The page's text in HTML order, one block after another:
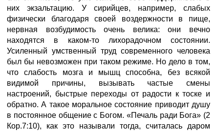
них экзальтацию. У сирийцев, например, слабых
физически благодаря своей воздержности в пище,
нервная возбудимость очень велика: они вечно
находятся в каком-то лихорадочном состоянии.
Усиленный умственный труд современного человека
был бы невозможен при таком режиме. Но дело в том,
что слабость мозга и мышц способна, без всякой
видимой причины, вызывать частые смены
настроений, быстрые переходы от радости к тоске и
обратно. А такое моральное состояние приводит душу
в постоянное общение с Богом. «Печаль ради Бога» (2
Кор.7:10), как это называли тогда, считалась даром